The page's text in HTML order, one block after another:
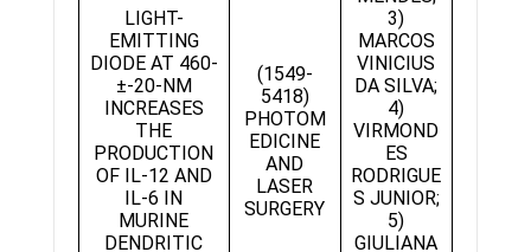
LIGHT-
EMITTING
DIODE AT 460-
±-20-NM
INCREASES
THE
PRODUCTION
OF IL-12 AND
IL-6 IN
MURINE
DENDRITIC
(1549-
5418)
PHOTOM
EDICINE
AND
LASER
SURGERY
3)
MARCOS
VINICIUS
DA SILVA;
4)
VIRMOND
ES
RODRIGUE
S JUNIOR;
5)
GIULIANA